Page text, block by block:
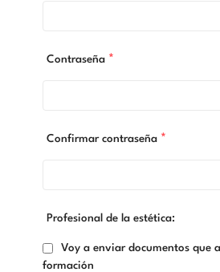
Contraseña *
Confirmar contraseña *
Profesional de la estética:
Voy a enviar documentos que
formación